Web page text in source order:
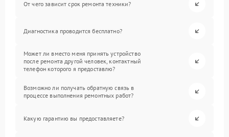
От чего зависит срок ремонта техники?
Диагностика проводится бесплатно?
Может ли вместо меня принять устройство
после ремонта другой человек, контактный
телефон которого я предоставлю?
Возможно ли получать обратную связь в
процессе выполнения ремонтных работ?
Какую гарантию вы предоставляете?